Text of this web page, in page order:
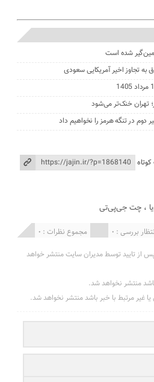
شده است
به تجاوز اخیر آمریکایی سعودی
تهران خنک‌تر می‌شود
در تنگه هرمز را نخواهیم داد
،چت جی‌پی‌تی
مجموع نظرات : 0 بررسی : 0
از تایید توسط مدیران سایت منتشر خواهد
منتشر نخواهد شد.
یا غیر مرتبط با خبر باشد منتشر نخواهد شد.